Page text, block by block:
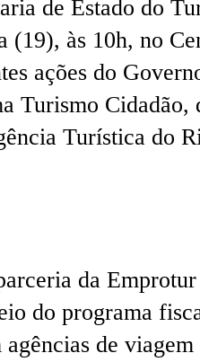
de Estado do
às 10h, no
ações do
Turismo
Turística do
da
do programa
de